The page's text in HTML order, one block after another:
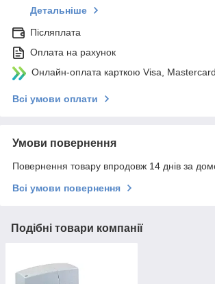
Детальніше
Післяплата
Оплата на рахунок
Онлайн-оплата карткою Visa,
Всі умови оплати
Умови повернення
Повернення товару впродовж 14 днів за
Всі умови повернення
Подібні товари компанії